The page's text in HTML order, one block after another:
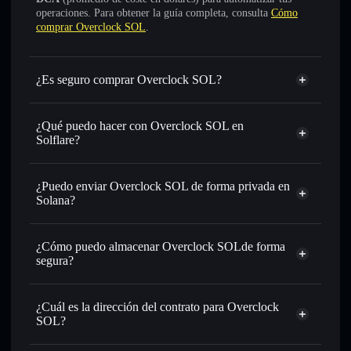
operaciones. Para obtener la guía completa, consulta Cómo
comprar Overclock SOL.
¿Es seguro comprar Overclock SOL?
Overclock SOL token verificado
¿Qué puedo hacer con Overclock SOL en
Solflare?
Overclock SOL
cartera de Solflare
Intercambiar al instante : operar con CLOCKSOL para
SOL, USDC o miles de otros tokens de Solana con
disponible
Establecer órdenes límite: automatizar las operaciones en
tu precio objetivo para CLOCKSOL
Utilizar DCA: promedio de coste en dólares en
Enviar de forma privada
: transferir CLOCKSOL sin
privacidad integrado de Solflare
¿Puedo enviar Overclock SOL de forma privada en
Solana?
cartera de Solflare
agregador de
Overclock SOL
¿Cómo puedo almacenar Overclock SOLde forma
segura?
Overclock SOL
¿Cuál es la dirección del contrato para Overclock
SOL?
Overclock